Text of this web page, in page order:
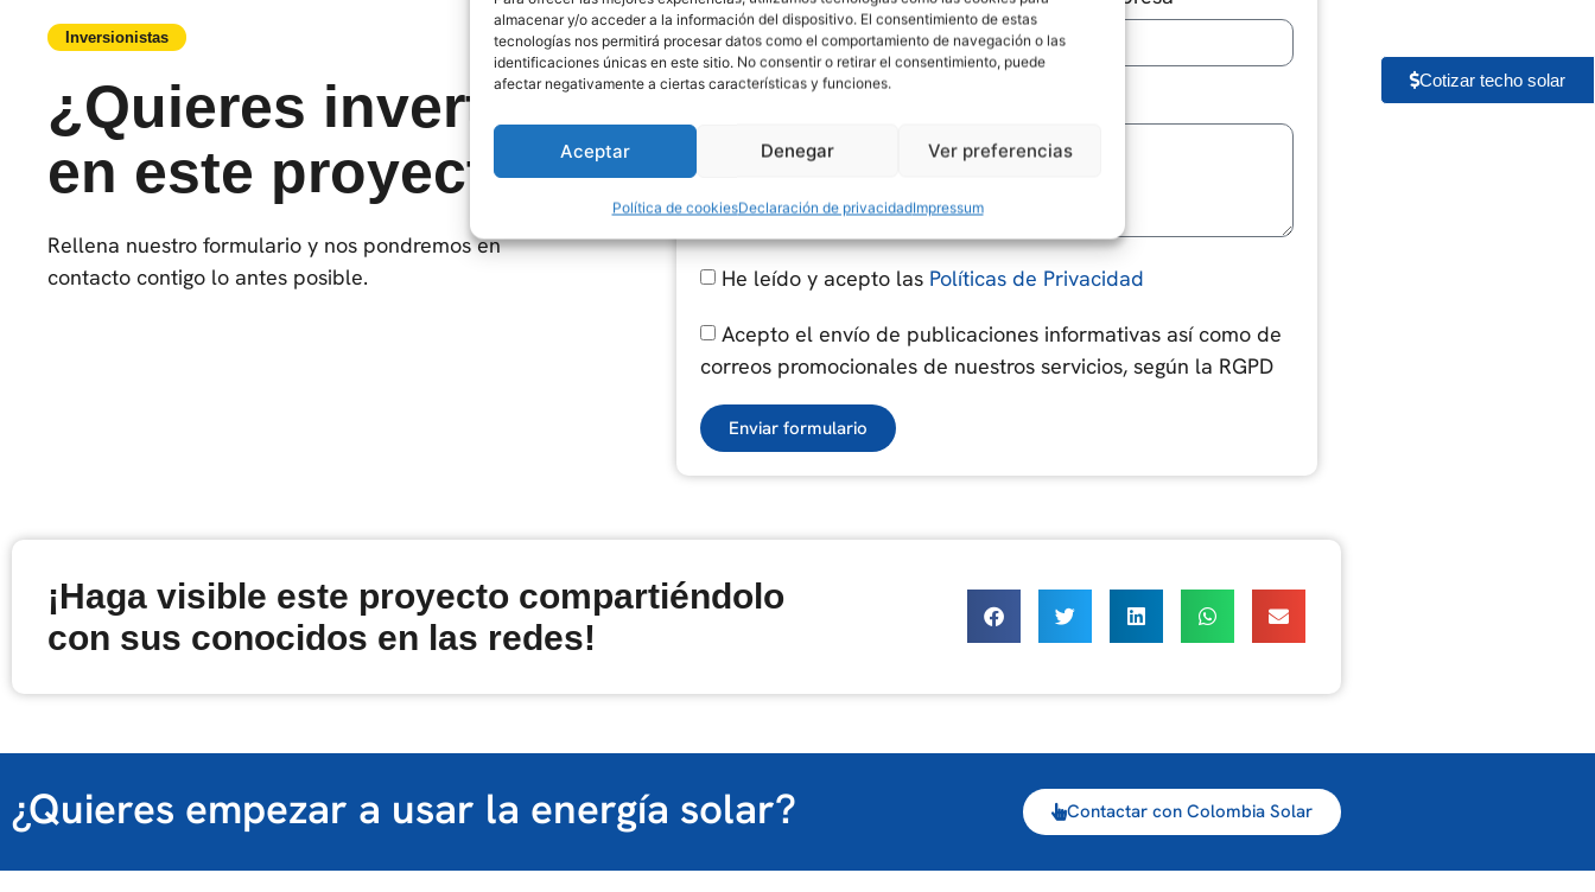
almacenar y/o acceder a la información del dispositivo. El consentimiento de estas
tecnologías nos permitirá procesar datos como el comportamiento de navegación o las
identificaciones únicas en este sitio. No consentir o retirar el consentimiento, puede
afectar negativamente a ciertas características y funciones.
Aceptar Denegar Ver preferencias
Política de cookiesDeclaración de privacidadImpressum
Inversionistas
¿Quieres invertir
en este proyecto?
Rellena nuestro formulario y nos pondremos en
contacto contigo lo antes posible.
He leído y acepto las Políticas de Privacidad
Acepto el envío de publicaciones informativas así como de
correos promocionales de nuestros servicios, según la RGPD
Enviar formulario
¡Haga visible este proyecto compartiéndolo
con sus conocidos en las redes!
¿Quieres empezar a usar la energía solar? Contactar con Colombia Solar
Cotizar techo solar